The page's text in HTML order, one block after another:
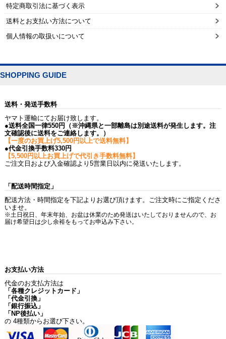
特定商取引法に基づく表示
送料とお支払い方法について
個人情報の取扱いについて
SHOPPING GUIDE
送料・発送手数料
ヤマト運輸にてお届け致します。
●送料全国一律550円（※沖縄県と一部離島は別途送料が発生します。注
文確認後に送料をご連絡します。）
【一度のお買上げ5,500円以上で送料無料】
●代金引換手数料330円
【5,500円以上お買上げで代引き手数料無料】
ご注文日および入金確認より5営業日以内に発送いたします。
「配送時間指定」
配送方法・時間指定を下記よりお選び頂けます。ご注文時にご指定くださ
いませ。
※土日祝日、年末年始、お盆は休業のため発送はいたしておりませんので、お
届け希望日は少し余裕をもってお申込み下さい。
お支払い方法
代金のお支払方法は
「各種クレジットカード」
「代金引換」
「銀行振込」
「NP後払い」
の 4種類からお選び下さい。